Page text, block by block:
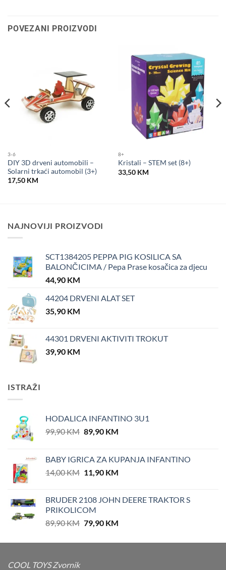
POVEZANI PROIZVODI
3-6
DIY 3D drveni automobili –
Solarni trkaći automobil (3+)
17,50 KM
8+
Kristali – STEM set (8+)
33,50 KM
NAJNOVIJI PROIZVODI
SCT1384205 PEPPA PIG KOSILICA SA
BALONČICIMA / Pepa Prase kosačica za djecu
44,90 KM
44204 DRVENI ALAT SET
35,90 KM
44301 DRVENI AKTIVITI TROKUT
39,90 KM
ISTRAŽI
HODALICA INFANTINO 3U1
99,90KM Original
99,90 KM.
89,90 KMCurrent
89,90 KM.
BABY IGRICA ZA KUPANJA INFANTINO
14,00KM Original
14,00 KM.
11,90 KMCurrent
11,90 KM.
BRUDER 2108 JOHN DEERE TRAKTOR S
PRIKOLICOM
89,90KM Original
was:
79,90 KMCurrent
is:
COOL TOYS Zvornik